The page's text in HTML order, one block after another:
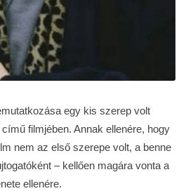
egy kis szerep volt
filmjében. Annak ellenére, hogy
nem az első szerepe volt, a benne
– kellően magára vonta a
ellenére.